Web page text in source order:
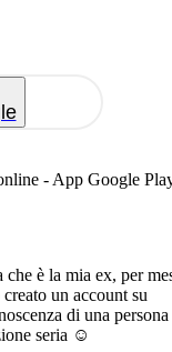
- App Google
è la mia ex, per
un account su
di una persona
seria ☺️